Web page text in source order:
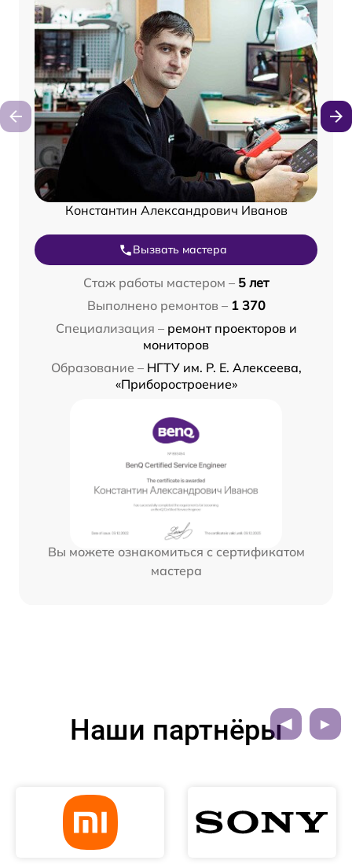
Константин Александрович Иванов
Вызвать мастера
Стаж работы мастером – 5 лет
Выполнено ремонтов – 1 370
Специализация – ремонт проекторов и
мониторов
Образование – НГТУ им. Р. Е. Алексеева,
«Приборостроение»
Вы можете ознакомиться с сертификатом
мастера
Наши партнёры